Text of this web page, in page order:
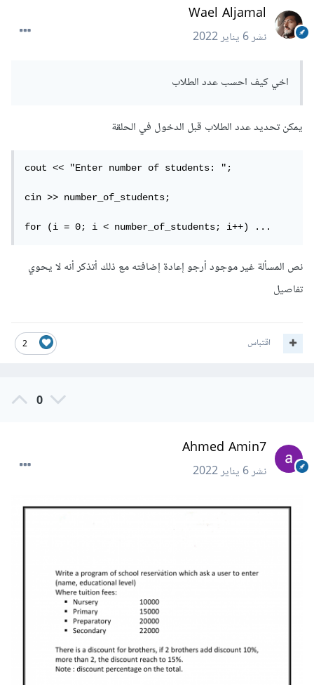
Wael Aljamal
نشر6 يناير 2022
اخي كيف احسب عدد الطلاب
يمكن تحديد عدد الطلاب قبل الدخول في الحلقة
cout << "Enter number of students: ";
cin >> number_of_students;
for (i = 0; i < number_of_students; i++) ...
نص المسألة غير موجود أرجو إعادة إضافته مع ذلك أتذكر أنه لا يحوي
تفاصيل
2 اقتباس
0
Ahmed Amin7
نشر6 يناير 2022